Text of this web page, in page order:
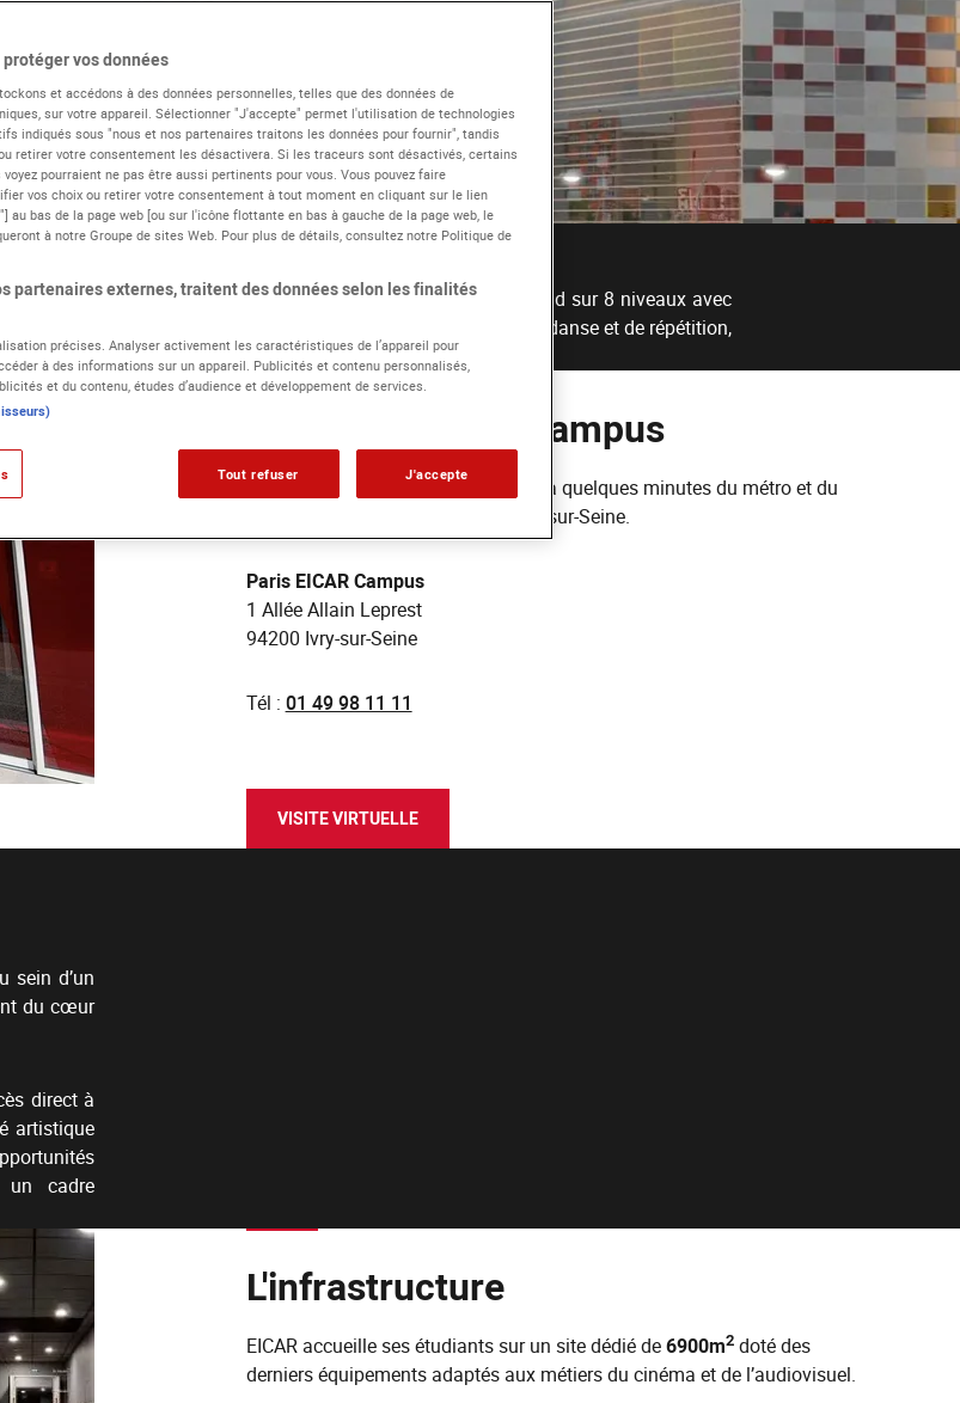
2021.Les étudiants bénéficient d'une infrastructure qui s'étend sur 8 niveaux avec
studios d'enregistrement et de post-production, des salles de danse et de répétition,
scène et spectacle vivant au dernier étage.
Présentation du campus
Notre campus est idéalement situé, à quelques minutes du métro et du
tramway, aux portes de Paris, à Ivry-sur-Seine.
Paris EICAR Campus
1 Allée Allain Leprest
94200 Ivry-sur-Seine
Tél : 01 49 98 11 11
VISITE VIRTUELLE
sein d’un
du cœur
direct à
artistique
un cadre
L'infrastructure
EICAR accueille ses étudiants sur un site dédié de6900m2doté des
derniers équipements adaptés aux métiers du cinéma et de l’audiovisuel.
vos données
et accédons à des données personnelles, telles que des données de
sur votre appareil. Sélectionner "J'accepte" permet l'utilisation de technologies
indiqués sous "nous et nos partenaires traitons les données pour fournir", tandis
retirer votre consentement les désactivera. Si les traceurs sont désactivés, certains
pourraient ne pas être aussi pertinents pour vous. Vous pouvez faire
vos choix ou retirer votre consentement à tout moment en cliquant sur le lien
au bas de la page web [ou sur l'icône flottante en bas à gauche de la page web, le
à notre Groupe de sites Web. Pour plus de détails, consultez notre Politique de
partenaires externes, traitent des données selon les finalités
précises. Analyser activement les caractéristiques de l’appareil pour
à des informations sur un appareil. Publicités et contenu personnalisés,
et du contenu, études d’audience et développement de services.
Tout refuser J'accepte